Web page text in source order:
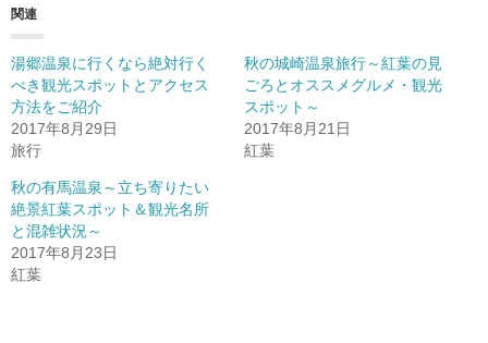
t
t
e
r
で
共
有
(
新
し
ウ
ィ
ン
ド
ウ
で
開
き
有
(
新
し
い
ウ
ィ
で
開
き
ま
す
)
e
+
で
ウ
ィ
ン
関連
湯郷温泉に行くなら絶対行く
べき観光スポットとアクセス
方法をご紹介
2017年8月29日
旅行
秋の城崎温泉旅行～紅葉の見
ごろとオススメグルメ・観光
スポット～
2017年8月21日
紅葉
秋の有馬温泉～立ち寄りたい
絶景紅葉スポット＆観光名所
と混雑状況～
2017年8月23日
紅葉